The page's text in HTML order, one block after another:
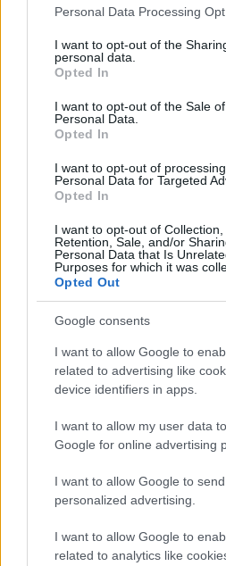
Personal Data Processing
I want to opt-out of the
personal data.
Opted In
I want to opt-out of the Sale
Personal Data.
Opted In
I want to opt-out of
Personal Data for Targeted
Opted In
I want to opt-out of Collection,
Retention, Sale, and/or
Personal Data that Is
Purposes for which it was
Opted Out
Google consents
I want to allow Google to
related to advertising like
device identifiers in apps.
I want to allow my user data
Google for online advertising
I want to allow Google to
personalized advertising.
I want to allow Google to
related to analytics like
vittime, intervistarli,
giudici della Cassazione.
accomoda sul cofano di
e non si schioda: “Uhè, tu, ti
quello è troppo andato e
frega niente, se ne va
lunghi minuti in cui non si
divisa in rosa, non
armate.E chi glielo fa fare
con questi chiari di luna
piddino Boeri al sindaco
realtà ma qui ci vuole
poi ci scappa il morto.
Ma l’esercito non c’è,
la vecchia rifondarola Lidia
voleva abolir le Frecce
mi danno fastidio”, a questi
che piace è quello con la
la magistratura appunto